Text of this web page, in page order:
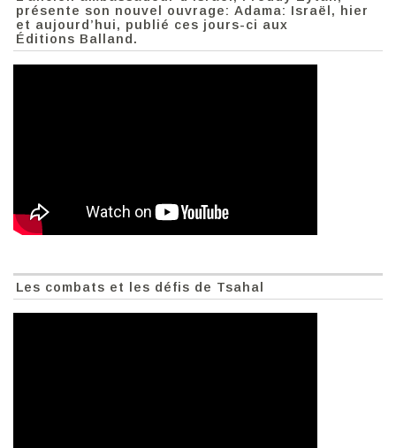
présente son nouvel ouvrage: Adama: Israël, hier
et aujourd’hui, publié ces jours-ci aux
Éditions Balland.
Les combats et les défis de Tsahal